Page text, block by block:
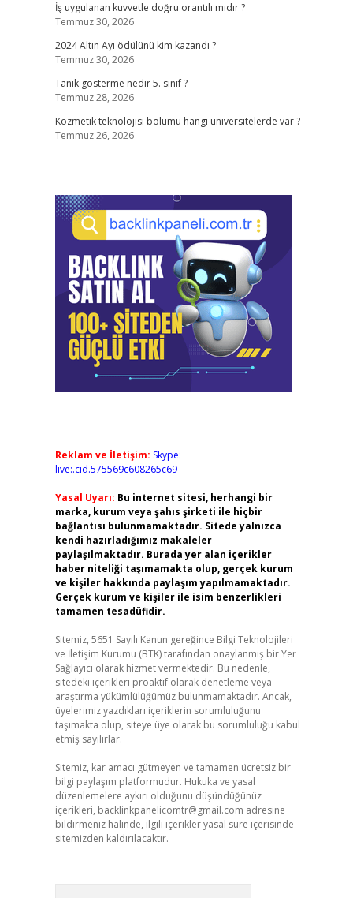
İş uygulanan kuvvetle doğru orantılı mıdır ?
Temmuz 30, 2026
2024 Altın Ayı ödülünü kim kazandı ?
Temmuz 30, 2026
Tanık gösterme nedir 5. sınıf ?
Temmuz 28, 2026
Kozmetik teknolojisi bölümü hangi üniversitelerde var ?
Temmuz 26, 2026
Reklam ve İletişim: Skype:
live:.cid.575569c608265c69
Yasal Uyarı: Bu internet sitesi, herhangi bir
marka, kurum veya şahıs şirketi ile hiçbir
bağlantısı bulunmamaktadır. Sitede yalnızca
kendi hazırladığımız makaleler
paylaşılmaktadır. Burada yer alan içerikler
haber niteliği taşımamakta olup, gerçek kurum
ve kişiler hakkında paylaşım yapılmamaktadır.
Gerçek kurum ve kişiler ile isim benzerlikleri
tamamen tesadüfidir.
Sitemiz, 5651 Sayılı Kanun gereğince Bilgi Teknolojileri
ve İletişim Kurumu (BTK) tarafından onaylanmış bir Yer
Sağlayıcı olarak hizmet vermektedir. Bu nedenle,
sitedeki içerikleri proaktif olarak denetleme veya
araştırma yükümlülüğümüz bulunmamaktadır. Ancak,
üyelerimiz yazdıkları içeriklerin sorumluluğunu
taşımakta olup, siteye üye olarak bu sorumluluğu kabul
etmiş sayılırlar.
Sitemiz, kar amacı gütmeyen ve tamamen ücretsiz bir
bilgi paylaşım platformudur. Hukuka ve yasal
düzenlemelere aykırı olduğunu düşündüğünüz
içerikleri, backlinkpanelicomtr@gmail.com adresine
bildirmeniz halinde, ilgili içerikler yasal süre içerisinde
sitemizden kaldırılacaktır.